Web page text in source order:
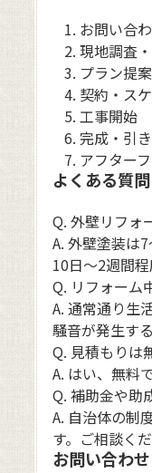
お問い合
現地調査
プラン提
契約・ス
工事開始
完成・引
アフター
よくある質問
Q. 外壁リフォ
A. 外壁塗装は
10日〜2週間程
Q. リフォーム
A. 通常通り生
騒音が発生す
Q. 見積もりは
A. はい、無料
Q. 補助金や助
A. 自治体の制
す。ご相談くだ
お問い合わ